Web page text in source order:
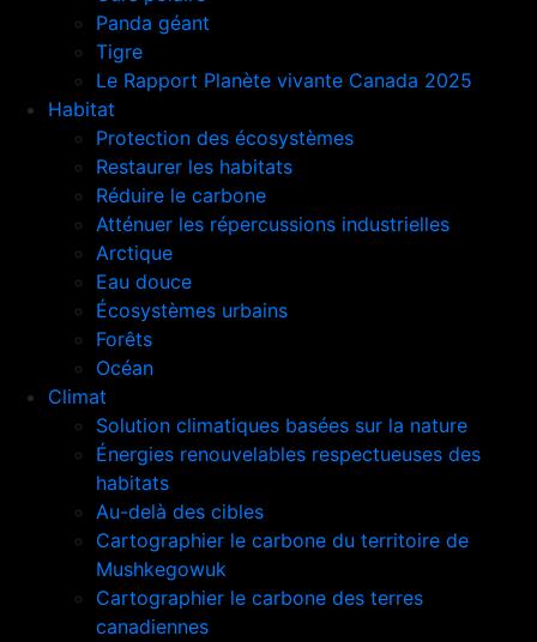
Panda géant
Tigre
Le Rapport Planète vivante Canada 2025
Habitat
Protection des écosystèmes
Restaurer les habitats
Réduire le carbone
Atténuer les répercussions industrielles
Arctique
Eau douce
Écosystèmes urbains
Forêts
Océan
Climat
Solution climatiques basées sur la nature
Énergies renouvelables respectueuses des
habitats
Au-delà des cibles
Cartographier le carbone du territoire de
Mushkegowuk
Cartographier le carbone des terres
canadiennes